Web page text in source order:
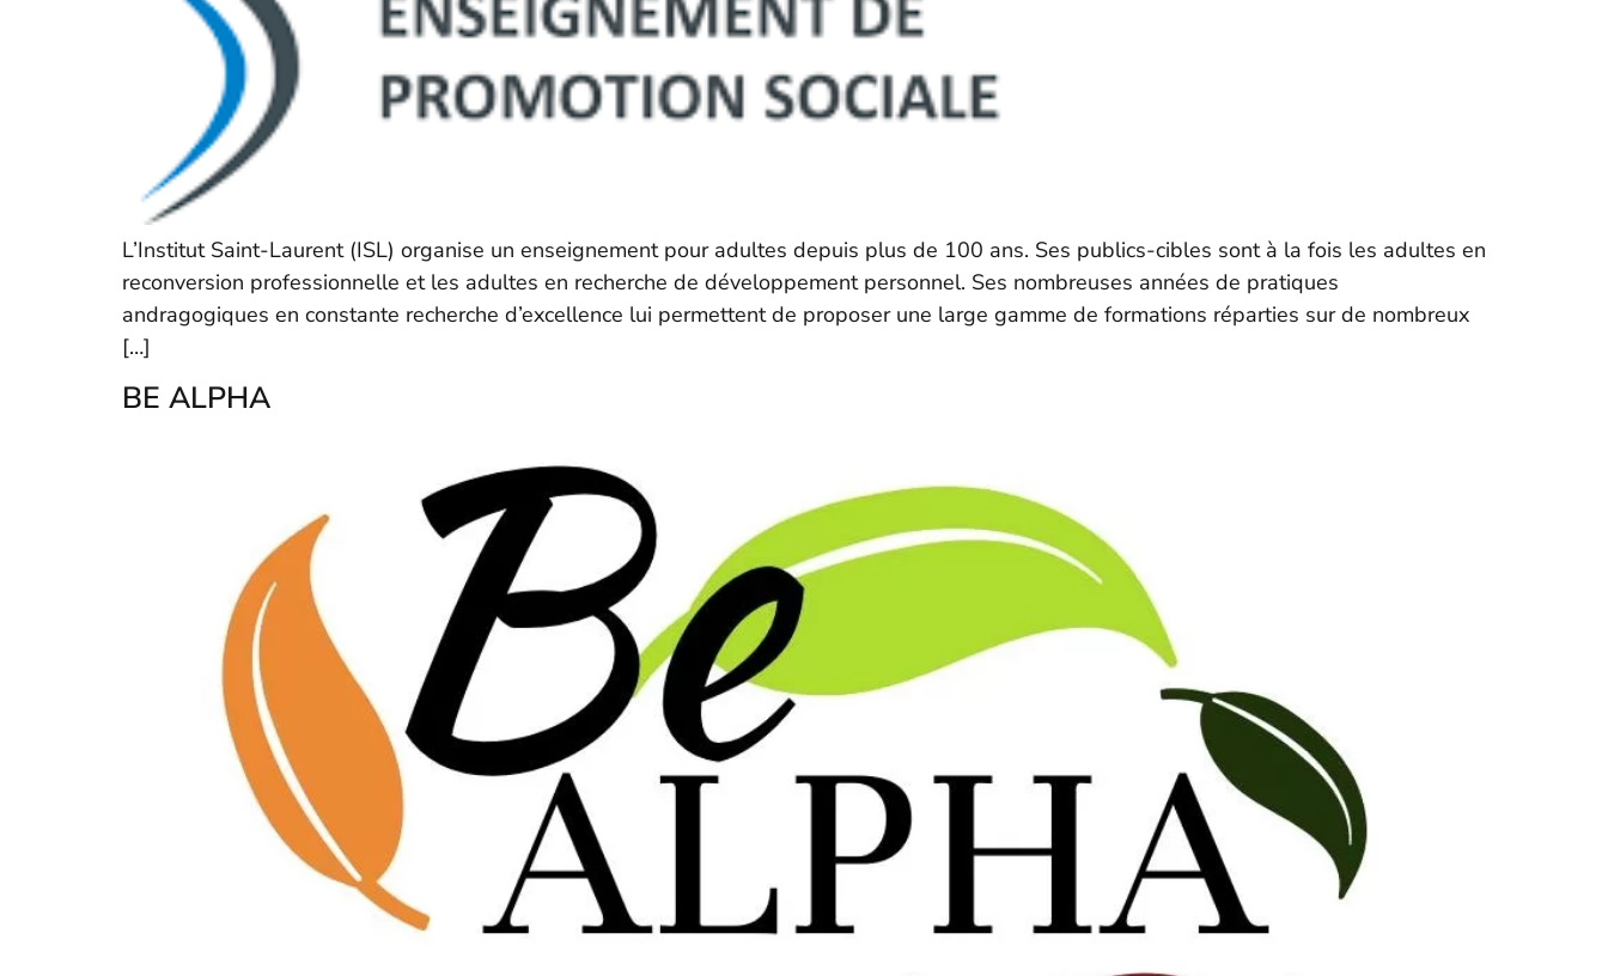
L’Institut Saint-Laurent (ISL) organise un enseignement pour adultes depuis plus de 100 ans. Ses publics-cibles sont à la fois les adultes en
reconversion professionnelle et les adultes en recherche de développement personnel. Ses nombreuses années de pratiques
andragogiques en constante recherche d’excellence lui permettent de proposer une large gamme de formations réparties sur de nombreux
[…]
BE ALPHA